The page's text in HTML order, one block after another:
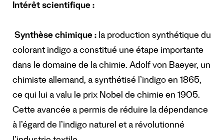
Intérêt scientifique :
Synthèse chimique : la production synthétique du
colorant indigo a constitué une étape importante
dans le domaine de la chimie. Adolf von Baeyer, un
chimiste allemand, a synthétisé l’indigo en 1865,
ce qui lui a valu le prix Nobel de chimie en 1905.
Cette avancée a permis de réduire la dépendance
à l’égard de l’indigo naturel et a révolutionné